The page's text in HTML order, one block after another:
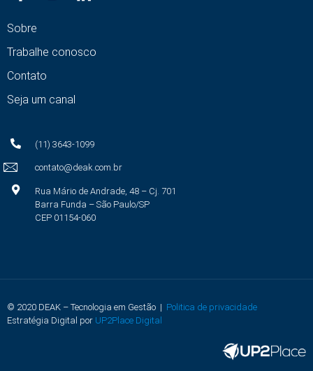
Sobre
Trabalhe conosco
Contato
Seja um canal
(11) 3643-1099
contato@deak.com.br
Rua Mário de Andrade, 48 – Cj. 701
Barra Funda – São Paulo/SP
CEP 01154-060
© 2020 DEAK – Tecnologia em Gestão | Politica de privacidade
Estratégia Digital por UP2Place Digital